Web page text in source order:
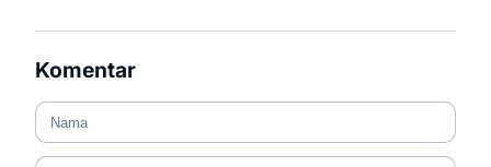
Komentar